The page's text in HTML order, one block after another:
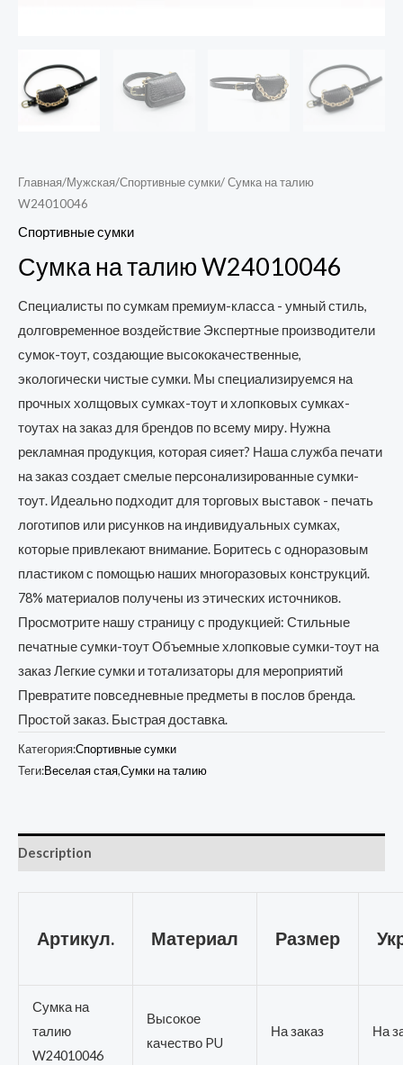
Главная/Мужская/Спортивные сумки/ Сумка на талию
W24010046
Спортивные сумки
Сумка на талию W24010046
Специалисты по сумкам премиум-класса - умный стиль,
долговременное воздействие Экспертные производители
сумок-тоут, создающие высококачественные,
экологически чистые сумки. Мы специализируемся на
прочных холщовых сумках-тоут и хлопковых сумках-
тоутах на заказ для брендов по всему миру. Нужна
рекламная продукция, которая сияет? Наша служба печати
на заказ создает смелые персонализированные сумки-
тоут. Идеально подходит для торговых выставок - печать
логотипов или рисунков на индивидуальных сумках,
которые привлекают внимание. Боритесь с одноразовым
пластиком с помощью наших многоразовых конструкций.
78% материалов получены из этических источников.
Просмотрите нашу страницу с продукцией: Стильные
печатные сумки-тоут Объемные хлопковые сумки-тоут на
заказ Легкие сумки и тотализаторы для мероприятий
Превратите повседневные предметы в послов бренда.
Простой заказ. Быстрая доставка.
Категория:Спортивные сумки
Теги:Веселая стая,Сумки на талию
Description
Артикул. Материал Размер
Сумка на
талию
W24010046
Высокое
качество PU
На заказ На